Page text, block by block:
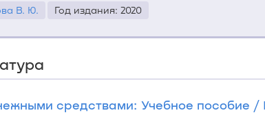
В. Ю. Год издания: 2020
средствами: Учебное пособие /